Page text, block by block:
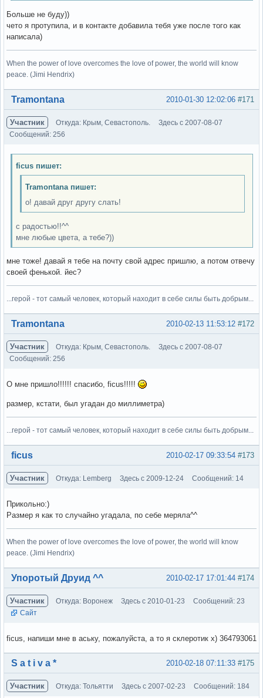
Больше не буду))
чето я протупила, и в контакте добавила тебя уже после того как
написала)
When the power of love overcomes the love of power, the world will know
peace. (Jimi Hendrix)
Вне форума #171
2010-01-30 12:02:06
Tramontana
Участник Откуда: Крым, Севастополь.
Здесь с 2007-08-07
Сообщений: 256
ficus пишет:
Tramontana пишет:
о! давай друг другу слать!
с радостью!!^^
мне любые цвета, а тебе?))
мне тоже! давай я тебе на почту свой адрес пришлю, а потом отвечу
своей фенькой. йес?
...герой - тот самый человек, который находит в себе силы быть добрым...
Вне форума #172
2010-02-13 11:53:12
Tramontana
Участник Откуда: Крым, Севастополь.
Здесь с 2007-08-07
Сообщений: 256
О мне пришло!!!!!! спасибо, ficus!!!!!
размер, кстати, был угадан до миллиметра)
...герой - тот самый человек, который находит в себе силы быть добрым...
Вне форума #173
2010-02-17 09:33:54
ficus
Участник Откуда: Lemberg Здесь с 2009-12-24 Сообщений: 14
Прикольно:)
Размер я как то случайно угадала, по себе меряла^^
When the power of love overcomes the love of power, the world will know
peace. (Jimi Hendrix)
Вне форума #174
2010-02-17 17:01:44
Упоротый Друид ^^
Участник Откуда: Воронеж Здесь с 2010-01-23
Сообщений: 23
Сайт
ficus, напиши мне в аську, пожалуйста, а то я склеротик х) 364793061
Вне форума #175
2010-02-18 07:11:33
S a t i v a *
Участник Откуда: Тольятти Здесь с 2007-02-23 Сообщений: 184